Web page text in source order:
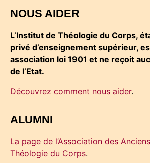
NOUS AIDER
L’Institut de Théologie du Corps,
privé d’enseignement supérieur,
association loi 1901 et ne reçoit
de l’Etat.
Découvrez comment nous aider.
ALUMNI
La page de l’Association des
Théologie du Corps.